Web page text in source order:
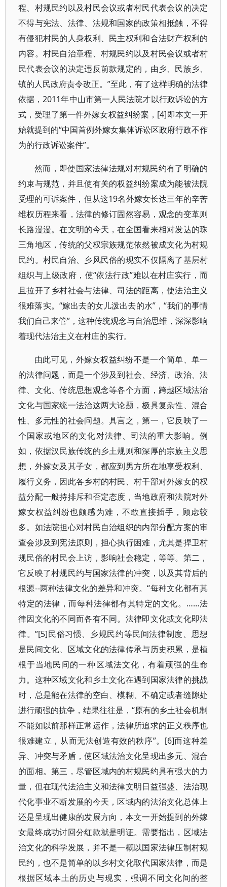
程、村规民约以及村民会议或者村民代表会议的决定
不得与宪法、法律、法规和国家的政策相抵触，不得
有侵犯村民的人身权利、民主权利和合法财产权利的
内容。村民自治章程、村规民约以及村民会议或者村
民代表会议的决定违反前款规定的，由乡、民族乡、
镇的人民政府责令改正。”至此，有了这样明确的法律
依据，2011年中山市第一人民法院才以行政诉讼的方
式，受理了第一件外嫁女权益纠纷案，[4]即本文一开
始就提到的“中国首例外嫁女集体诉讼区政府行政不作
为的行政诉讼案件”。
然而，即使国家法律法规对村规民约有了明确的
约束与规范，并且使有关的权益纠纷案成为能被法院
受理的可诉案件，但从这19名外嫁女长达三年的辛苦
维权历程来看，法律的修订固然容易，观念的变革则
长路漫漫。在文明的今天，在全国看来相对发达的珠
三角地区，传统的父权宗族规范依然被成文化为村规
民约。村民自治、乡风民俗的现实不仅隔离了基层村
组织与上级政府，使“依法行政”难以在村庄实行，而
且拉开了乡村社会与法律、司法的距离，使法治主义
很难落实。“嫁出去的女儿泼出去的水”，“我们的事情
我们自己来管”，这种传统观念与自治思维，深深影响
着现代法治主义在村庄的实行。
由此可见，外嫁女权益纠纷不是一个简单、单一
的法律问题，而是一个涉及到社会、经济、政治、法
律、文化、传统思想观念等各个方面，跨越区域法治
文化与国家统一法治这两大论题，极具复杂性、混合
性、多元性的社会问题。具言之，第一，它反映了一
个国家或地区的文化对法律、司法的重大影响。例
如，依据汉民族传统的乡土规则和深厚的宗族主义思
想，外嫁女及其子女，都应到男方所在地享受权利、
履行义务，因此各乡村的村民、村干部对外嫁女的权
益分配一般持排斥和否定态度，当地政府和法院对外
嫁女权益纠纷也颇感为难，不敢直接插手，顾虑较
多。如法院担心对村民自治组织的内部分配方案的审
查会涉及到宪法原则，担心执行困难，尤其是捍卫村
规民俗的村民会上访，影响社会稳定，等等。第二，
它反映了村规民约与国家法律的冲突，以及其背后的
根源--两种法律文化的差异和冲突。“每种文化都有其
特定的法律，而每种法律都有其特定的文化。……法
律因文化的不同而各有不同。法律即文化或文化即法
律。”[5]民俗习惯、乡规民约等民间法律制度、思想
是民间文化、区域文化的法律传承与历史积累，是植
根于当地民间的一种区域法文化，有着顽强的生命
力。这种区域文化和乡土文化在遇到国家法律的挑战
时，总是能在法律的空白、模糊、不确定或者缝隙处
进行顽强的抗争，结果往往是，“原有的乡土社会机制
不能如以前那样正常运作，法律所追求的正义秩序也
很难建立，从而无法创造有效的秩序”。[6]而这种差
异、冲突与矛盾，使区域法治文化呈现出多元、混合
的面相。第三，尽管区域内的村规民约具有强大的力
量，但在现代法治主义和法律文明日益强盛、法治现
代化事业不断发展的今天，区域内的法治文化总体上
还是呈现出健康的发展方向，本文一开始提到的外嫁
女最终成功讨回分红款就是明证。需要指出，区域法
治文化的科学发展，并不是一概以国家法律压制村规
民约，也不是简单的以乡村文化取代国家法律，而是
根据区域本土的历史与现实，强调不同文化间的整